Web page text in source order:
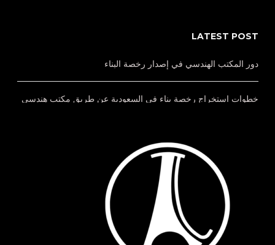
LATEST POST
دور المكتب الهندسي في إصدار رخصة البناء
خطوات استخراج رخصة بناء في السعودية عن طريق مكتب هندسي
مراحل الإشراف الهندسي خطوة بخطوة كيف يضمن نجاح مشروعك؟
الفرق بين إدارة المشاريع والإشراف الهندسي أيهما تحتاج لمشروعك؟